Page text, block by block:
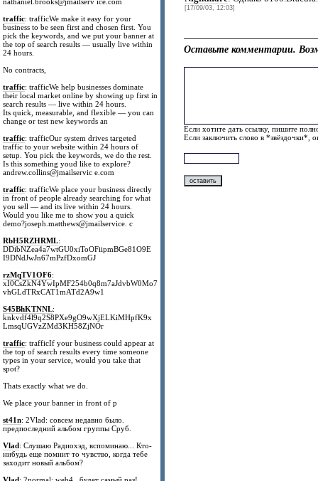
traffic: trafficWe make it easy for your
business to be seen first and chosen first. You
pick the keywords, and we put your banner at
the top of search results — usually live within
24 hours.
No contracts,
traffic: trafficWe help businesses dominate
their local market online by showing up first in
search results — live within 24 hours.
Its quick, measurable, and flexible — you can
change or test new keywords an
traffic: trafficOur system drives targeted
traffic to your website within 24 hours of
setup. You pick the keywords, we do the rest.
Is this something youd like to explore?
andrew.collins@jmailservic e.com
traffic: trafficWe place your business directly
in front of people already searching for what
you sell — and its live within 24 hours.
Would you like me to show you a quick
demo?joseph.matthews@jmailservice. c
RbH5RZHRML:
DDibNZea4a7wtGU0xiToOFiipmBGe81O9E
I9DNdJwJn67mPzfDxomGJ
rzMqTV1OF6:
xI0CsZkN4YwIpMF254b0q8m7aJdvbW0Mo7
vhGLdTRxCAT1mATd2A9w1
S45BhKTNNL:
knkvdf4l9q2S8PXe9gO9wXjELKiMHpfK9x
LmsqUGVzZMd3KH58ZjNOr
traffic: trafficIf your business could appear at
the top of search results every time someone
types in your service, would you take that
spot?
Thats exactly what we do.
We place your banner in front of p
st41n: 2Vlad: совсем недавно было.
предпоследний альбом группы Сруб.
Vlad: Слушаю Радиохэд, вспоминаю... Кто-
нибудь еще помнит то чувство, когда тебе
заходит новый альбом?
[17/09/03, 12:03]
Оставьте комментарии.
Если хотите дать ссылку, пишите
Если заключить слово в *звёздочки*,